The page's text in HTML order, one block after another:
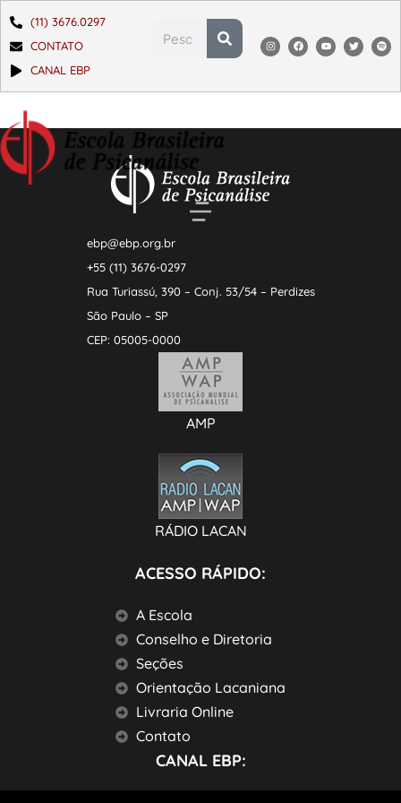
(11) 3676.0297
CONTATO
CANAL EBP
ebp@ebp.org.br
+55 (11) 3676-0297
Rua Turiassú, 390 – Conj. 53/54 – Perdizes
São Paulo – SP
CEP: 05005-0000
AMP
RÁDIO LACAN
ACESSO RÁPIDO:
A Escola
Conselho e Diretoria
Seções
Orientação Lacaniana
Livraria Online
Contato
CANAL EBP: